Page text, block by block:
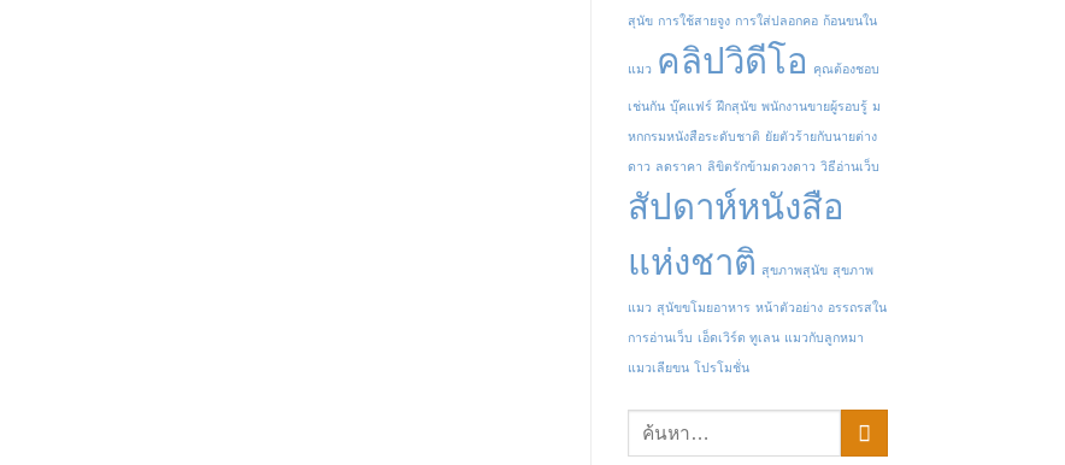
สุนัข การใช้สายจูง การใส่ปลอกคอ ก้อนขนใน
แมว คลิปวิดีโอ คุณต้องชอบ
เช่นกัน บุ๊คแฟร์ ฝึกสุนัข พนักงานขายผู้รอบรู้ ม
หกกรมหนังสือระดับชาติ ยัยตัวร้ายกับนายต่าง
ดาว ลดราคา ลิขิตรักข้ามดวงดาว วิธีอ่านเว็บ
สัปดาห์หนังสือ
แห่งชาติ สุขภาพสุนัข สุขภาพ
แมว สุนัขขโมยอาหาร หน้าตัวอย่าง อรรถรสใน
การอ่านเว็บ เอ็ดเวิร์ด ทูเลน แมวกับลูกหมา
แมวเลียขน โปรโมชั่น